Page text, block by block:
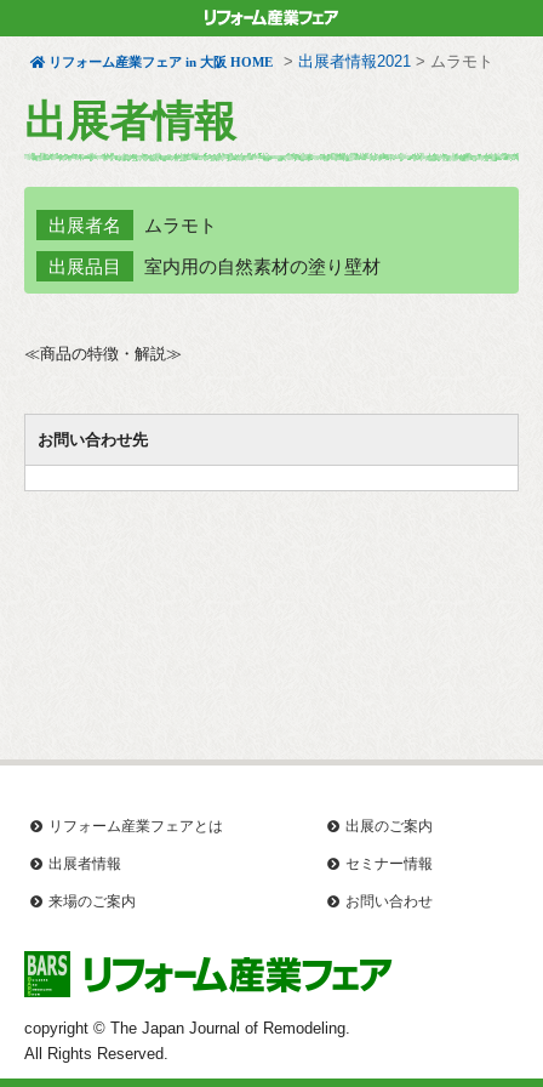
リフォーム産業フェア in 大阪 HOME > 出展者情報2021 > ムラモト
出展者情報
出展者名
ムラモト
出展品目
室内用の自然素材の塗り壁材
≪商品の特徴・解説≫
お問い合わせ先
リフォーム産業フェアとは 出展のご案内
出展者情報 セミナー情報
来場のご案内 お問い合わせ
copyright © The Japan Journal of Remodeling.
All Rights Reserved.